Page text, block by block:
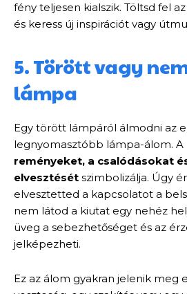
fény teljesen kialszik. Töltsd fel
és keress új inspirációt vagy
5. Törött vagy
lámpa
Egy törött lámpáról álmodni az
legnyomasztóbb lámpa-álom. A
reményeket, a csalódásokat
elvesztését szimbolizálja. Úgy
elvesztetted a kapcsolatot a
nem látod a kiutat egy nehéz
üveg a sebezhetőséget és az
jelképezheti.
Ez az álom gyakran jelenik meg